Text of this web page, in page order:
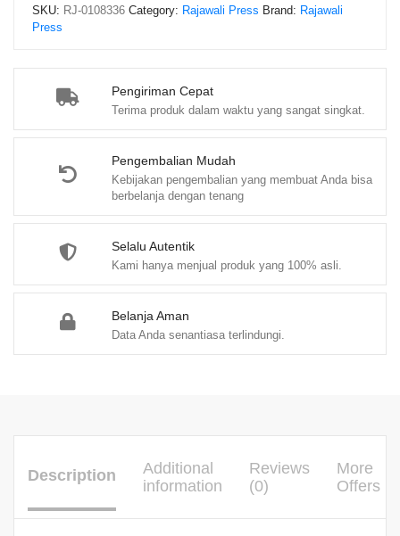
Pengiriman Cepat
Terima produk dalam waktu yang sangat singkat.
Pengembalian Mudah
Kebijakan pengembalian yang membuat Anda bisa
berbelanja dengan tenang
Selalu Autentik
Kami hanya menjual produk yang 100% asli.
Belanja Aman
Data Anda senantiasa terlindungi.
Dr.
M.A.
(PO)
SKU: RJ-0108336 Category: Rajawali Press Brand: Rajawali
Press
Description
Additional
information
Reviews
(0)
More
Offers